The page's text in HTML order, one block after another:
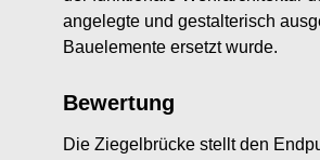
angelegte und gestalterisch
Bauelemente ersetzt wurde.
Bewertung
Die Ziegelbrücke stellt den